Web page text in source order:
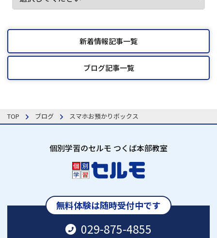
新着情報記事一覧
ブログ記事一覧
TOP ブログ スマホお預かりボックス
個別学習のセルモ つくば本部教室
無料体験は随時受付中です
029-875-4855